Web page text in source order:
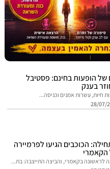
בחינם: פסטיבל
הגיעו לפרמיירה
בקאמרי, והביצה התייצבה: בת...